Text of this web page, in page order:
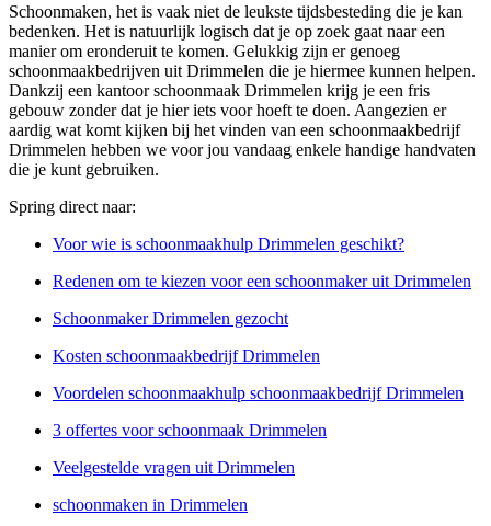
Schoonmaken, het is vaak niet de leukste tijdsbesteding die je kan
bedenken. Het is natuurlijk logisch dat je op zoek gaat naar een
manier om eronderuit te komen. Gelukkig zijn er genoeg
schoonmaakbedrijven uit Drimmelen die je hiermee kunnen helpen.
Dankzij een kantoor schoonmaak Drimmelen krijg je een fris
gebouw zonder dat je hier iets voor hoeft te doen. Aangezien er
aardig wat komt kijken bij het vinden van een schoonmaakbedrijf
Drimmelen hebben we voor jou vandaag enkele handige handvaten
die je kunt gebruiken.
Spring direct naar:
Voor wie is schoonmaakhulp Drimmelen geschikt?
Redenen om te kiezen voor een schoonmaker uit Drimmelen
Schoonmaker Drimmelen gezocht
Kosten schoonmaakbedrijf Drimmelen
Voordelen schoonmaakhulp schoonmaakbedrijf Drimmelen
3 offertes voor schoonmaak Drimmelen
Veelgestelde vragen uit Drimmelen
schoonmaken in Drimmelen